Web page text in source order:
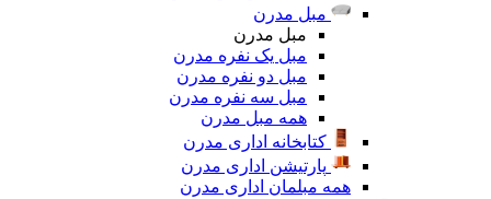
مبل مدرن
مبل مدرن
مبل یک نفره مدرن
مبل دو نفره مدرن
مبل سه نفره مدرن
همه مبل مدرن
کتابخانه اداری مدرن
پارتیشن اداری مدرن
همه مبلمان اداری مدرن